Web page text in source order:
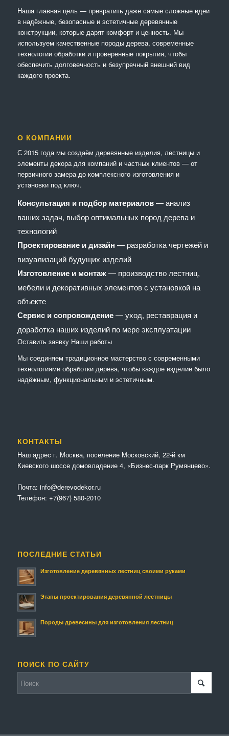
Наша главная цель — превратить даже самые сложные идеи
в надёжные, безопасные и эстетичные деревянные
конструкции, которые дарят комфорт и ценность. Мы
используем качественные породы дерева, современные
технологии обработки и проверенные покрытия, чтобы
обеспечить долговечность и безупречный внешний вид
каждого проекта.
О КОМПАНИИ
С 2015 года мы создаём деревянные изделия, лестницы и
элементы декора для компаний и частных клиентов — от
первичного замера до комплексного изготовления и
установки под ключ.
Консультация и подбор материалов— анализ
ваших задач, выбор оптимальных пород дерева и
технологий
Проектирование и дизайн — разработка чертежей и
визуализаций будущих изделий
Изготовление и монтаж— производство лестниц,
мебели и декоративных элементов с установкой на
объекте
Сервис и сопровождение— уход, реставрация и
доработка наших изделий по мере эксплуатации
Оставить заявку Наши работы
Мы соединяем традиционное мастерство с современными
технологиями обработки дерева, чтобы каждое изделие было
надёжным, функциональным и эстетичным.
КОНТАКТЫ
Наш адрес г. Москва, поселение Московский, 22-й км
Киевского шоссе домовладение 4, «Бизнес-парк Румянцево».
Почта: info@derevodekor.ru
Телефон: +7(967) 580-2010
ПОСЛЕДНИЕ СТАТЬИ
Изготовление деревянных лестниц своими руками
Этапы проектирования деревянной лестницы
Породы древесины для изготовления лестниц
ПОИСК ПО САЙТУ